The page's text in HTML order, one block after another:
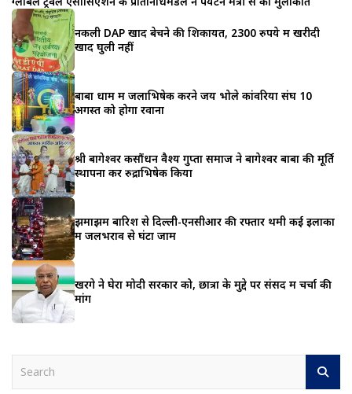
नकली DAP खाद बेचने की शिकायत, 2300 रुपये में खरीदी
खाद घुली नहीं
बाबा धाम में जलाभिषेक करने जय भोले कांवरिया संघ 10
अगस्त को होगा रवाना
श्री बागेश्वर कसौंधन वैश्य गुप्ता समाज ने बागेश्वर बाबा की मूर्ति
स्थापना कर रुद्राभिषेक किया
झमाझम बारिश से दिल्ली-एनसीआर की रफ्तार थमी कई इलाकों
में जलभराव से घंटों जाम
खरगे ने घेरा मोदी सरकार को, छात्रों के मुद्दे पर संसद में चर्चा की
मांग